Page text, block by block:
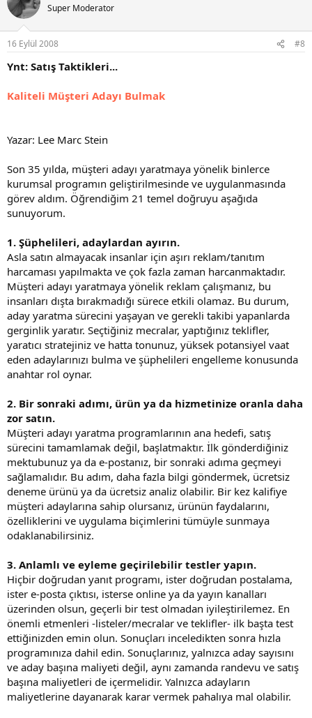
Super Moderator
16 Eylül 2008 #8
Ynt: Satış Taktikleri...
Kaliteli Müşteri Adayı Bulmak
Yazar: Lee Marc Stein
Son 35 yılda, müşteri adayı yaratmaya yönelik binlerce
kurumsal programın geliştirilmesinde ve uygulanmasında
görev aldım. Öğrendiğim 21 temel doğruyu aşağıda
sunuyorum.
1. Şüphelileri, adaylardan ayırın.
Asla satın almayacak insanlar için aşırı reklam/tanıtım
harcaması yapılmakta ve çok fazla zaman harcanmaktadır.
Müşteri adayı yaratmaya yönelik reklam çalışmanız, bu
insanları dışta bırakmadığı sürece etkili olamaz. Bu durum,
aday yaratma sürecini yaşayan ve gerekli takibi yapanlarda
gerginlik yaratır. Seçtiğiniz mecralar, yaptığınız teklifler,
yaratıcı stratejiniz ve hatta tonunuz, yüksek potansiyel vaat
eden adaylarınızı bulma ve şüphelileri engelleme konusunda
anahtar rol oynar.
2. Bir sonraki adımı, ürün ya da hizmetinize oranla daha
zor satın.
Müşteri adayı yaratma programlarının ana hedefi, satış
sürecini tamamlamak değil, başlatmaktır. İlk gönderdiğiniz
mektubunuz ya da e-postanız, bir sonraki adıma geçmeyi
sağlamalıdır. Bu adım, daha fazla bilgi göndermek, ücretsiz
deneme ürünü ya da ücretsiz analiz olabilir. Bir kez kalifiye
müşteri adaylarına sahip olursanız, ürünün faydalarını,
özelliklerini ve uygulama biçimlerini tümüyle sunmaya
odaklanabilirsiniz.
3. Anlamlı ve eyleme geçirilebilir testler yapın.
Hiçbir doğrudan yanıt programı, ister doğrudan postalama,
ister e-posta çıktısı, isterse online ya da yayın kanalları
üzerinden olsun, geçerli bir test olmadan iyileştirilemez. En
önemli etmenleri -listeler/mecralar ve teklifler- ilk başta test
ettiğinizden emin olun. Sonuçları inceledikten sonra hızla
programınıza dahil edin. Sonuçlarınız, yalnızca aday sayısını
ve aday başına maliyeti değil, aynı zamanda randevu ve satış
başına maliyetleri de içermelidir. Yalnızca adayların
maliyetlerine dayanarak karar vermek pahalıya mal olabilir.